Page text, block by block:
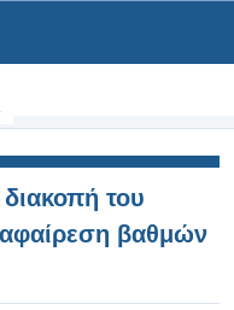
του
βαθμών